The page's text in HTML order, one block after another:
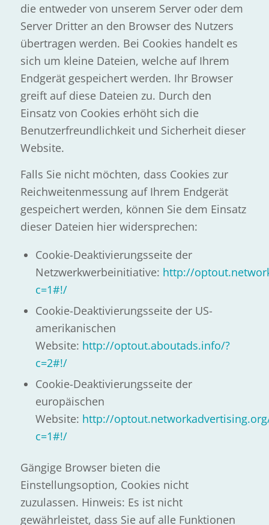
die entweder von unserem Server oder dem
Server Dritter an den Browser des Nutzers
übertragen werden. Bei Cookies handelt es
sich um kleine Dateien, welche auf Ihrem
Endgerät gespeichert werden. Ihr Browser
greift auf diese Dateien zu. Durch den
Einsatz von Cookies erhöht sich die
Benutzerfreundlichkeit und Sicherheit dieser
Website.
Falls Sie nicht möchten, dass Cookies zur
Reichweitenmessung auf Ihrem Endgerät
gespeichert werden, können Sie dem Einsatz
dieser Dateien hier widersprechen:
Cookie-Deaktivierungsseite der
Netzwerkwerbeinitiative: http://
c=1#!/
Cookie-Deaktivierungsseite der US-
amerikanischen
Website: http://optout.aboutads.info/?
c=2#!/
Cookie-Deaktivierungsseite der
europäischen
Website: http://
c=1#!/
Gängige Browser bieten die
Einstellungsoption, Cookies nicht
zuzulassen. Hinweis: Es ist nicht
gewährleistet, dass Sie auf alle Funktionen